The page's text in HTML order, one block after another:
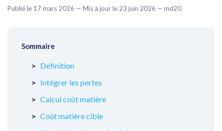
Publié le 17 mars 2026 — Mis à jour le 23 juin 2026 — md20
Sommaire
Définition
Intégrer les pertes
Calcul coût matière
Coût matière cible